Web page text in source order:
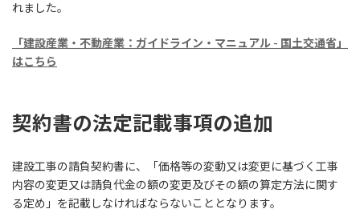
れました。
「建設産業・不動産業：ガイドライン・マニュアル - 国土交通省」
はこちら
契約書の法定記載事項の追加
建設工事の請負契約書に、「価格等の変動又は変更に基づく工事
内容の変更又は請負代金の額の変更及びその額の算定方法に関す
る定め」を記載しなければならないこととなります。